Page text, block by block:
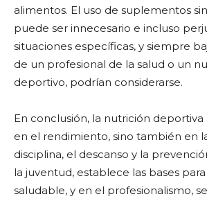
alimentos. El uso de suplementos
puede ser innecesario e incluso
situaciones específicas, y siempre
de un profesional de la salud o un
deportivo, podrían considerarse.
En conclusión, la nutrición deportiva
en el rendimiento, sino también en
disciplina, el descanso y la
la juventud, establece las bases
saludable, y en el profesionalismo,